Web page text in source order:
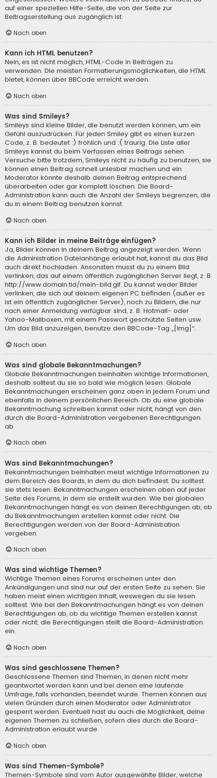
auf einer speziellen Hilfe-Seite, die von der Seite zur
Beitragserstellung aus zugänglich ist.
Nach oben
Kann ich HTML benutzen?
Nein, es ist nicht möglich, HTML-Code in Beiträgen zu
verwenden. Die meisten Formatierungsmöglichkeiten, die HTML
bietet, können über BBCode erreicht werden.
Nach oben
Was sind Smileys?
Smileys sind kleine Bilder, die benutzt werden können, um ein
Gefühl auszudrücken. Für jeden Smiley gibt es einen kurzen
Code, z. B. bedeutet :) fröhlich und :( traurig. Die Liste aller
Smileys kannst du beim Verfassen eines Beitrags sehen.
Versuche bitte trotzdem, Smileys nicht zu häufig zu benutzen, sie
können einen Beitrag schnell unlesbar machen und ein
Moderator könnte deshalb deinen Beitrag entsprechend
überarbeiten oder gar komplett löschen. Die Board-
Administration kann auch die Anzahl der Smileys begrenzen, die
du in einem Beitrag benutzen kannst.
Nach oben
Kann ich Bilder in meine Beiträge einfügen?
Ja, Bilder können in deinem Beitrag angezeigt werden. Wenn
die Administration Dateianhänge erlaubt hat, kannst du das Bild
auch direkt hochladen. Ansonsten musst du zu einem Bild
verlinken, das auf einem öffentlich zugänglichen Server liegt, z. B.
http://www.domain.tld/mein-bild.gif. Du kannst weder Bilder
verlinken, die sich auf deinem eigenen PC befinden (außer es
ist ein öffentlich zugänglicher Server), noch zu Bildern, die nur
nach einer Anmeldung verfügbar sind, z. B. Hotmail- oder
Yahoo-Mailboxen, mit einem Passwort geschützte Seiten usw.
Um das Bild anzuzeigen, benutze den BBCode-Tag „[img]“.
Nach oben
Was sind globale Bekanntmachungen?
Globale Bekanntmachungen beinhalten wichtige Informationen,
deshalb solltest du sie so bald wie möglich lesen. Globale
Bekanntmachungen erscheinen ganz oben in jedem Forum und
ebenfalls in deinem persönlichen Bereich. Ob du eine globale
Bekanntmachung schreiben kannst oder nicht, hängt von den
durch die Board-Administration vergebenen Berechtigungen
ab.
Nach oben
Was sind Bekanntmachungen?
Bekanntmachungen beinhalten meist wichtige Informationen zu
dem Bereich des Boards, in dem du dich befindest. Du solltest
sie stets lesen. Bekanntmachungen erscheinen oben auf jeder
Seite des Forums, in dem sie erstellt wurden. Wie bei globalen
Bekanntmachungen hängt es von deinen Berechtigungen ab, ob
du Bekanntmachungen erstellen kannst oder nicht. Die
Berechtigungen werden von der Board-Administration
vergeben.
Nach oben
Was sind wichtige Themen?
Wichtige Themen eines Forums erscheinen unter den
Ankündigungen und sind nur auf der ersten Seite zu sehen. Sie
haben meist einen wichtigen Inhalt, weswegen du sie lesen
solltest. Wie bei den Bekanntmachungen hängt es von deinen
Berechtigungen ab, ob du wichtige Themen erstellen kannst
oder nicht; die Berechtigungen stellt die Board-Administration
ein.
Nach oben
Was sind geschlossene Themen?
Geschlossene Themen sind Themen, in denen nicht mehr
geantwortet werden kann und bei denen eine laufende
Umfrage, falls vorhanden, beendet wurde. Themen können aus
vielen Gründen durch einen Moderator oder Administrator
gesperrt werden. Eventuell hast du auch die Möglichkeit, deine
eigenen Themen zu schließen, sofern dies durch die Board-
Administration erlaubt wurde.
Nach oben
Was sind Themen-Symbole?
Themen-Symbole sind vom Autor ausgewählte Bilder, welche